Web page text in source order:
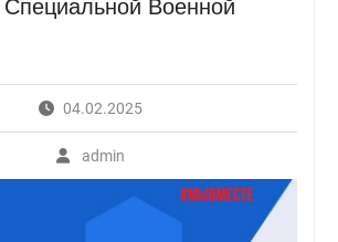
Специальной Военной
04.02.2025
admin